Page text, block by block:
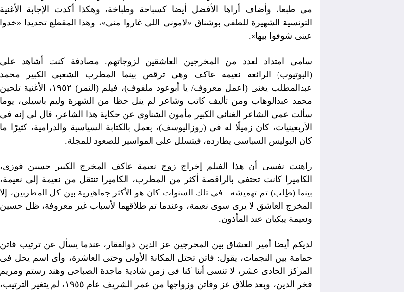
مى طبعا، وأضاف أراها الأفضل أيضا كسباحة وطباخة، وهكذا أكدت الإجابة الأغنية
التونسية الشهيرة للطفى بوشناق «لامونى اللى غاروا منى»، وهذا المقطع تحديدا «خدوا
عينى شوفوا بيها».
سامى امتداد لعدد من المخرجين العاشقين لزوجاتهم. مصادفة كنت أشاهد على
(اليوتيوب) الرائعة نعيمة عاكف وهى ترقص بينما المطرب الشعبى الكبير محمد
عبدالمطلب يغنى (اعمل معروف/ يا أبوعود ملفوف)، فيلم (النمر) ١٩٥٢، الأغنية تلحين
محمد عبدالوهاب ومن تأليف كاتب وشاعر لم ينل حظا من الشهرة وليم باسيلى، يوما
سألت عمى الشاعر الغنائى الكبير مأمون الشناوى عن حكاية هذا الشاعر، قال لى إنه فى
الأربعينيات، كان زميلًا له فى (روزاليوسف)، يعمل بالكتابة السياسية والدرامية، كثيرًا ما
كان البوليس السياسى يطارده، فيتسلل على المواسير للصعود للمجلة.
راهنت نفسى أن هذا الفيلم إخراج زوج نعيمة عاكف المخرج الكبير حسين فوزى،
الكاميرا كانت تحتفى بالراقصة أكثر من المطرب، الكاميرا تنتقل من نعيمة إلى نعيمة،
بينما (طِلب) تم تهميشه.. فى تلك السنوات كان هو الأكثر جماهيرية بين كل المطربين، إلا
المخرج العاشق لا يرى سوى نعيمة، وعندما تم طلاقهما لأسباب غير معروفة، ظل حسين
ونعيمة يبكيان عند المأذون.
لديكم أيضا أمير العشاق بين المخرجين عز الدين ذوالفقار، عندما يسأل عن ترتيب فاتن
حمامة بين النجمات، يقول: فاتن تحتل المكانة الأولى وحتى العاشرة، وأى اسم يحل فى
المركز الحادى عشر، لا تنسى أننا كنا فى زمن شادية ماجدة الصباحى وهند رستم ومريم
فخر الدين، وبعد طلاق عز وفاتن وزواجها من عمر الشريف عام ١٩٥٥، لم يتغير الترتيب،